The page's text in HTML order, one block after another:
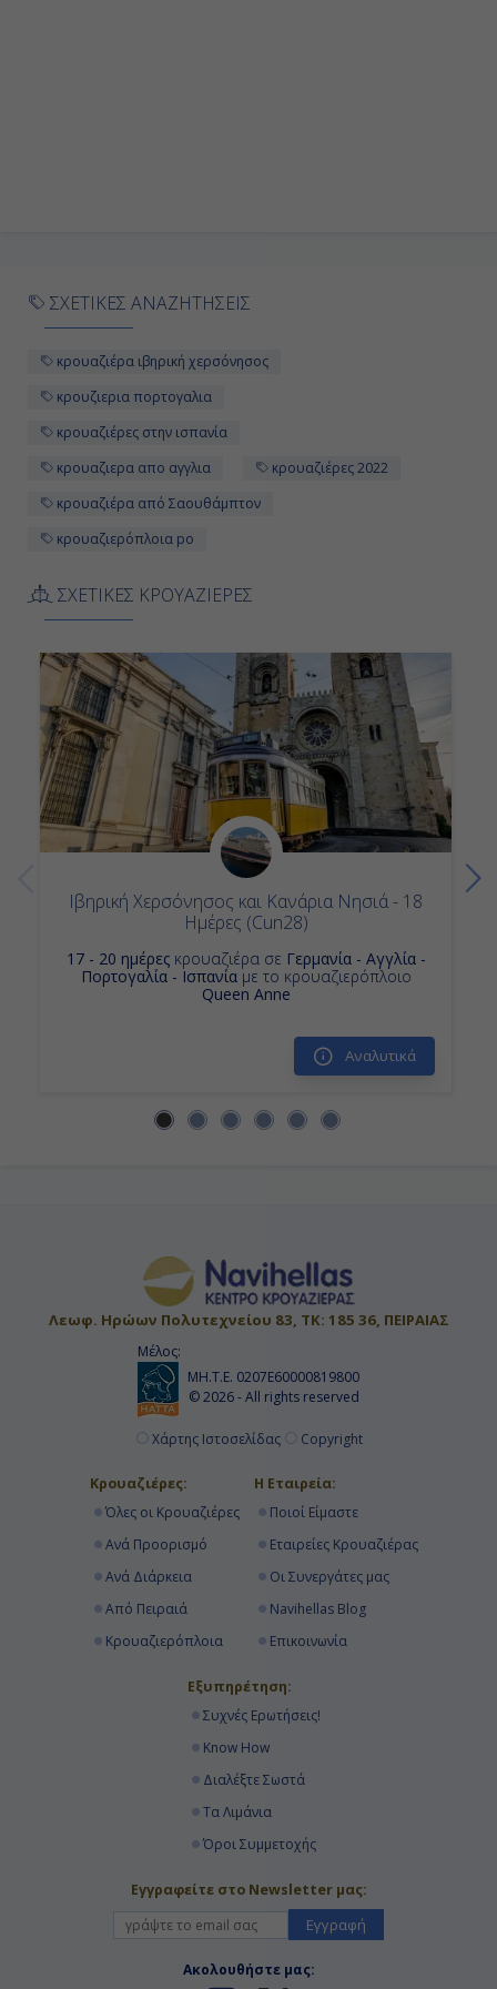
ΣΧΕΤΙΚΕΣ ΑΝΑΖΗΤΗΣΕΙΣ
κρουαζιέρα ιβηρική χερσόνησος
κρουζιερια πορτογαλια
κρουαζιέρες στην ισπανία
κρουαζιερα απο αγγλια
κρουαζιέρες 2022
κρουαζιέρα από Σαουθάμπτον
κρουαζιερόπλοια po
ΣΧΕΤΙΚΕΣ ΚΡΟΥΑΖΙΕΡΕΣ
Ιβηρική Χερσόνησος και Κανάρια Νησιά - 18
Ημέρες (Cun28)
17 - 20 ημέρεςκρουαζιέρα σε Γερμανία - Αγγλία -
Πορτογαλία - Ισπανίαμε το κρουαζιερόπλοιο
Queen Anne
Αναλυτικά
Λεωφ. Ηρώων Πολυτεχνείου 83, ΤΚ: 185 36, ΠΕΙΡΑΙΑΣ
Μέλος:
ΜΗ.Τ.Ε. 0207Ε60000819800
© 2026 - All rights reserved
Χάρτης Ιστοσελίδας Copyright
Κρουαζιέρες:
Όλες οι Κρουαζιέρες
Ανά Προορισμό
Ανά Διάρκεια
Από Πειραιά
Κρουαζιερόπλοια
Η Εταιρεία:
Ποιοί Είμαστε
Εταιρείες Κρουαζιέρας
Οι Συνεργάτες μας
Navihellas Blog
Επικοινωνία
Εξυπηρέτηση:
Συχνές Ερωτήσεις!
Know How
Διαλέξτε Σωστά
Τα Λιμάνια
Όροι Συμμετοχής
Εγγραφείτε στο Newsletter μας:
Εγγραφή
Ακολουθήστε μας: